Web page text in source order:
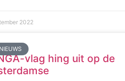
2022
vlag hing uit op de